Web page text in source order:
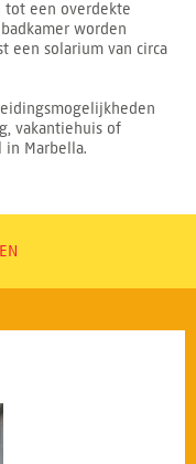
tot een overdekte
worden
een solarium van circa
vakantiehuis of
Marbella.